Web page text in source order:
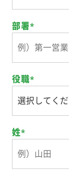
部署*
役職*
姓*